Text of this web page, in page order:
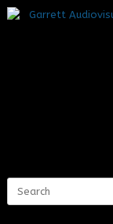
Skip
to